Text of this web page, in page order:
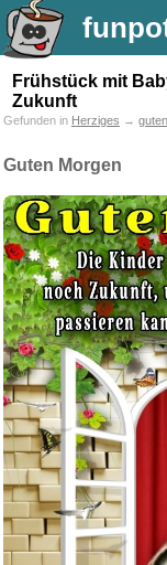
Frühstück mit
Zukunft
Gefunden in Herziges →
Guten Morgen